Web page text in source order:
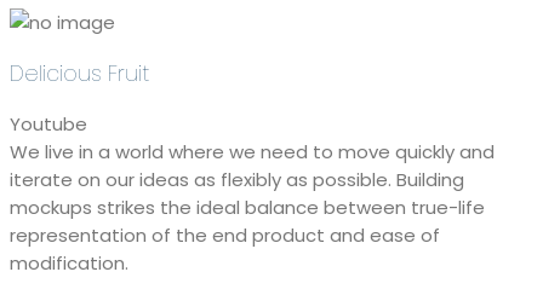
Delicious Fruit
Youtube
We live in a world where we need to move quickly and
iterate on our ideas as flexibly as possible. Building
mockups strikes the ideal balance between true-life
representation of the end product and ease of
modification.